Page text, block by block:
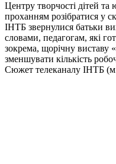
Центру творчості дітей та
проханням розібратися у
ІНТБ звернулися батьки
словами, педагогам, які
зокрема, щорічну виставу
зменшувати кількість
Сюжет телеканалу ІНТБ